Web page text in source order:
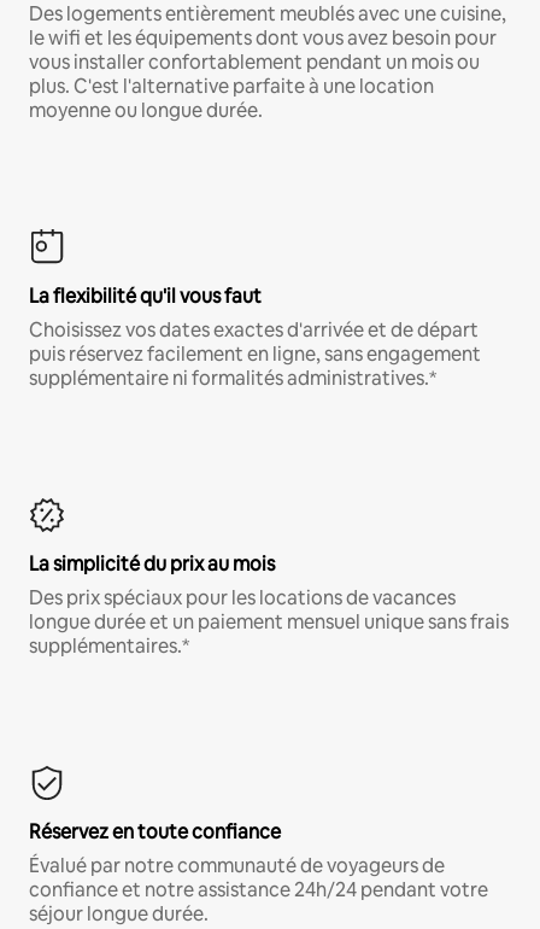
Des logements entièrement meublés avec une cuisine,
le wifi et les équipements dont vous avez besoin pour
vous installer confortablement pendant un mois ou
plus. C'est l'alternative parfaite à une location
moyenne ou longue durée.
La flexibilité qu'il vous faut
Choisissez vos dates exactes d'arrivée et de départ
puis réservez facilement en ligne, sans engagement
supplémentaire ni formalités administratives.*
La simplicité du prix au mois
Des prix spéciaux pour les locations de vacances
longue durée et un paiement mensuel unique sans frais
supplémentaires.*
Réservez en toute confiance
Évalué par notre communauté de voyageurs de
confiance et notre assistance 24h/24 pendant votre
séjour longue durée.